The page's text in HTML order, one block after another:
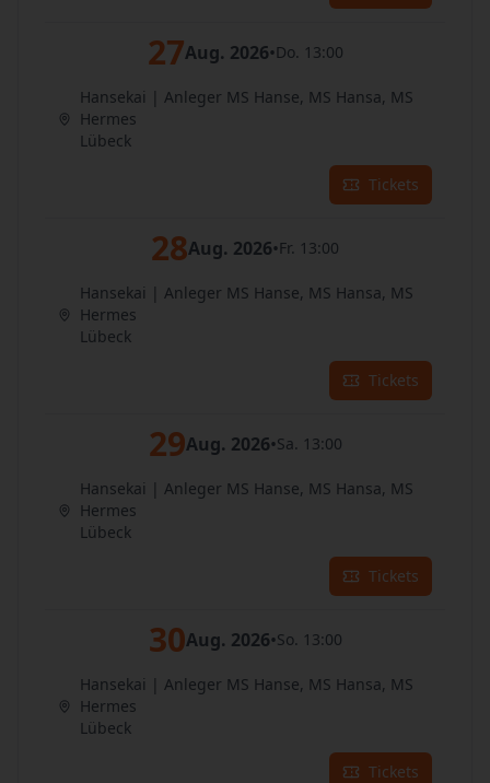
27Aug. 2026•Do. 13:00
Hansekai | Anleger MS Hanse, MS Hansa, MS
Hermes
Lübeck
Tickets
28Aug. 2026•Fr. 13:00
Hansekai | Anleger MS Hanse, MS Hansa, MS
Hermes
Lübeck
Tickets
29Aug. 2026•Sa. 13:00
Hansekai | Anleger MS Hanse, MS Hansa, MS
Hermes
Lübeck
Tickets
30Aug. 2026•So. 13:00
Hansekai | Anleger MS Hanse, MS Hansa, MS
Hermes
Lübeck
Tickets